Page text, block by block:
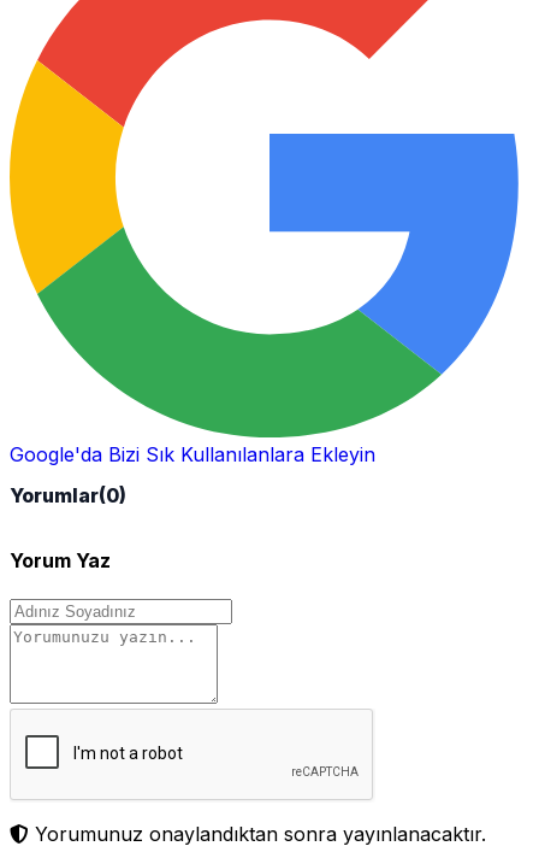
Google'da Bizi Sık Kullanılanlara Ekleyin
Yorumlar(0)
Yorum Yaz
Yorumunuz onaylandıktan sonra yayınlanacaktır.